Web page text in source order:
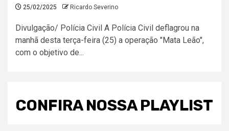
25/02/2025 Ricardo Severino
Divulgação/ Polícia Civil A Polícia Civil deflagrou na
manhã desta terça-feira (25) a operação "Mata Leão",
com o objetivo de...
CONFIRA NOSSA PLAYLIST